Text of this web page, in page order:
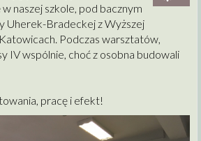
naszej szkole, pod bacznym
Uherek-Bradeckej z Wyższej
Podczas warsztatów,
IV wspólnie, choć z osobna budowali
pracę i efekt!